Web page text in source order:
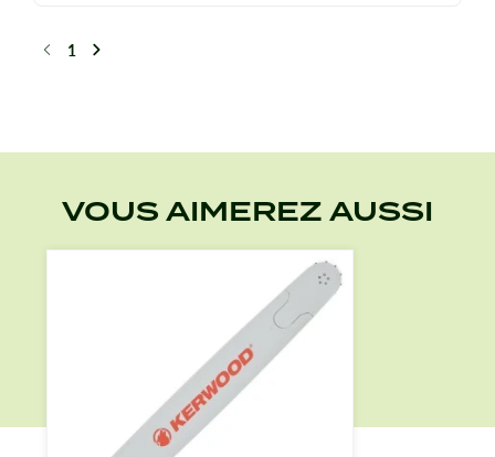
Précédent
1 Suivant
VOUS AIMEREZ AUSSI